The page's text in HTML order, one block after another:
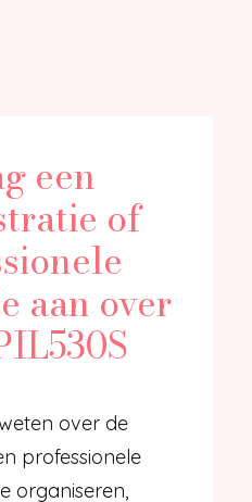
een
of
aan over
over de
professionele
organiseren,